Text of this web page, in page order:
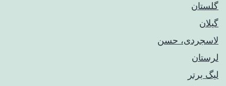
گلستان
گیلان
لاسجردی، حسن
لرستان
لیگ برتر